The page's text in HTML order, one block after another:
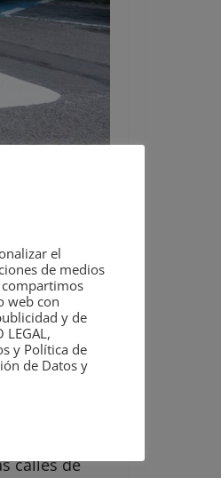
Fiestas de
como
y que
calles de
el
de medios
compartimos
web con
y de
LEGAL,
y Política de
de Datos y